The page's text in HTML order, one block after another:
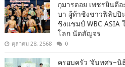
กุมารดอย เพชรยินดีอ
บา ผู้ท้าชิงชาวฟิลิปปิ
ชิงแชมป์ WBC ASIA
โลก นัดสัญจร
ตุลาคม 28, 2568 0
ครอบครัว ‘จันทศร–